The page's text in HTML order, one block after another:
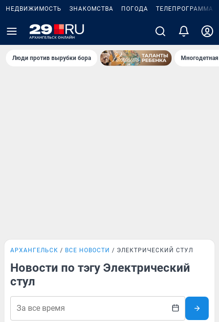
НЕДВИЖИМОСТЬ ЗНАКОМСТВА ПОГОДА ТЕЛЕПРОГРАММА
Люди против вырубки бора
АРХАНГЕЛЬСК ВСЕ НОВОСТИ ЭЛЕКТРИЧЕСКИЙ СТУЛ
Новости по тэгу Электрический
стул